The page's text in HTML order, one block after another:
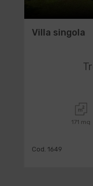
Villa singola
171 mq
Cod. 1649